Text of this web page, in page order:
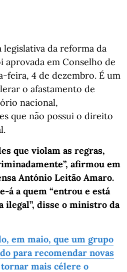
legislativa da reforma da
em Conselho de
feira, 4 de dezembro. É um
o afastamento de
nacional,
que não possui o direito
que violam as regras,
afirmou em
António Leitão Amaro.
á a quem “entrou e está
ilegal”, disse o ministro da
em maio, que um grupo
para recomendar novas
mais célere o